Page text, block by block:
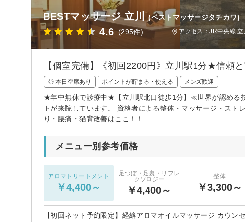
BESTマッサージ 立川 (ベストマッサージタチカワ)
4.6 (295件) アクセス：JR中央線
【個室完備】《初回2200円》立川駅1分★信頼
◎ 本日空席あり ポイントが貯まる・使える メンズ歓迎
★年中無休で診療中★【立川駅北口徒歩1分】≪世界が認める
トが来院しています。 資格者による整体・マッサージ・スト
り・腰痛・猫背改善はここ！！
メニュー別参考価格
アロマトリートメント
￥4,400～
足つぼ・足裏・リフレ
クソロジー
￥4,400～
整体
￥3,300～
【初回ネット予約限定】経絡アロマオイルマッサージ カウン